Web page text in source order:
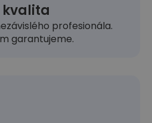
kvalita
profesionála.
garantujeme.